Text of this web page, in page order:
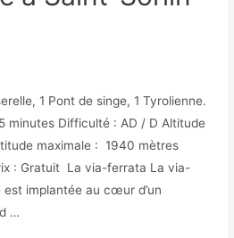
1 Pont de singe, 1 Tyrolienne.
minutes Difficulté : AD / D Altitude
maximale : 1940 mètres
: Gratuit La via-ferrata La via-
implantée au cœur d’un
…